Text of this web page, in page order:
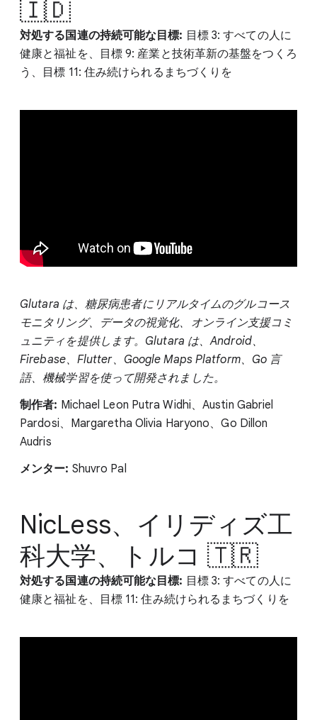
🇮🇩
対処する国連の持続可能な目標: 目標 3: すべての人に
健康と福祉を、目標 9: 産業と技術革新の基盤をつくろ
う、目標 11: 住み続けられるまちづくりを
Glutara は、糖尿病患者にリアルタイムのグルコース
モニタリング、データの視覚化、オンライン支援コミ
ュニティを提供します。Glutara は、Android、
Firebase、Flutter、Google Maps Platform、Go 言
語、機械学習を使って開発されました。
制作者: Michael Leon Putra Widhi、Austin Gabriel
Pardosi、Margaretha Olivia Haryono、Go Dillon
Audris
メンター: Shuvro Pal
NicLess、イリディズ工
科大学、トルコ 🇹🇷
対処する国連の持続可能な目標: 目標 3: すべての人に
健康と福祉を、目標 11: 住み続けられるまちづくりを